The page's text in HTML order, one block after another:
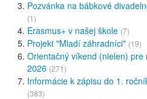
Pozvánka na bábkové
(1)
Erasmus+ v našej škole (7)
Projekt "Mladí záhradníci" (19)
Orientačný víkend (nielen)
2026 (271)
Informácie k zápisu do 1.
(383)